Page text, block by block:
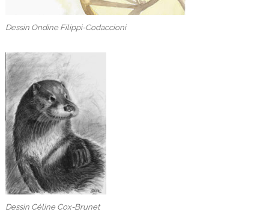
Dessin Ondine Filippi-Codaccioni
Dessin Céline Cox-Brunet